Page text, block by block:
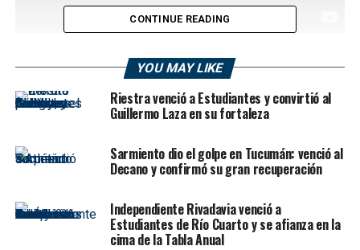
Mendoza vivió un nuevo clásico con clima caliente y
emociones, aunque sin goles. En el estadio
Gargantini
Independiente RivadaviayGodoy Cruz
igualaron 0-0 por la fecha 12 delTorneo Clausura de
de roces y polémicas arbitrales que terminaron
condicionando el desarrollo del partido.
CONTINUE READING
YOU MAY LIKE
Riestra venció a Estudiantes y convirtió al
Guillermo Laza en su fortaleza
Sarmiento dio el golpe en Tucumán: venció al
Decano y confirmó su gran recuperación
Independiente Rivadavia venció a
Estudiantes de Río Cuarto y se afianza en la
cima de la Tabla Anual